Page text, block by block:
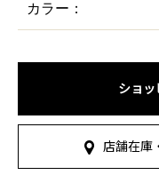
カラー：
ショ
店舗在庫